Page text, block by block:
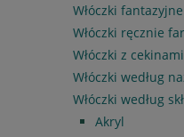
Włóczki fantazyjne
Włóczki ręcznie
Włóczki z
Włóczki według
Włóczki według
Akryl